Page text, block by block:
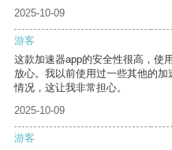
2025-10-09
游客
这款加速器app的安全性很高，使
放心。我以前使用过一些其他的
情况，这让我非常担心。
2025-10-09
游客